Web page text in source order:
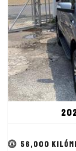
56,000
Automático
56000.00
3200 cc - 5
SUV - Crossover